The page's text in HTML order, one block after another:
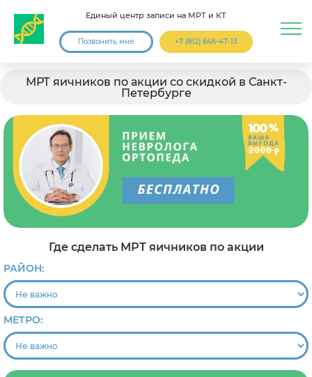
Единый центр записи на МРТ и КТ
Позвонить мне +7 (812) 646-47-13
МРТ яичников по акции со скидкой в Санкт-
Петербурге
Где сделать МРТ яичников по акции
РАЙОН:
МЕТРО: